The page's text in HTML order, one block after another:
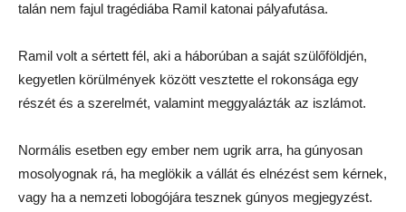
talán nem fajul tragédiába Ramil katonai pályafutása.
Ramil volt a sértett fél, aki a háborúban a saját szülőföldjén,
kegyetlen körülmények között vesztette el rokonsága egy
részét és a szerelmét, valamint meggyalázták az iszlámot.
Normális esetben egy ember nem ugrik arra, ha gúnyosan
mosolyognak rá, ha meglökik a vállát és elnézést sem kérnek,
vagy ha a nemzeti lobogójára tesznek gúnyos megjegyzést.